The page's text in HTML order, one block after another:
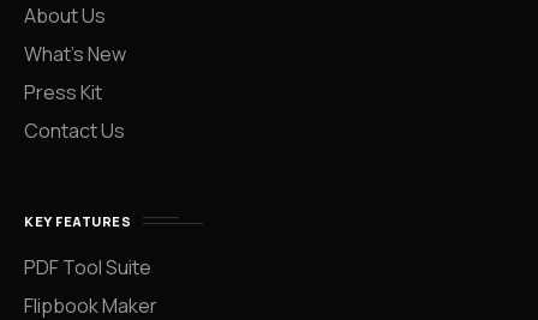
About Us
What’s New
Press Kit
Contact Us
KEY FEATURES
PDF Tool Suite
Flipbook Maker